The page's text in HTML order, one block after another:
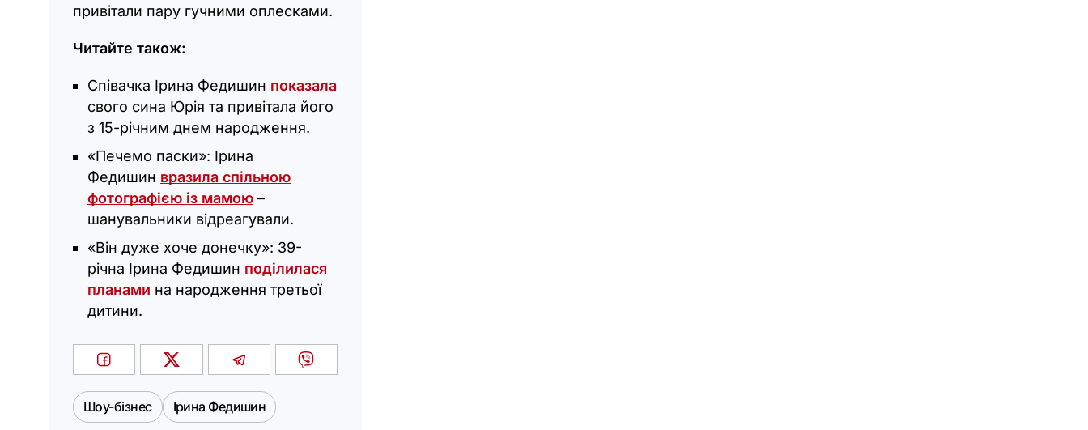
привітали пару гучними оплесками.
Читайте також:
Співачка Ірина Федишин показала
свого сина Юрія та привітала його
з 15-річним днем народження.
«Печемо паски»: Ірина
Федишин вразила спільною
фотографією із мамою –
шанувальники відреагували.
«Він дуже хоче донечку»: 39-
річна Ірина Федишин поділилася
планами на народження третьої
дитини.
Шоу-бізнес Ірина Федишин